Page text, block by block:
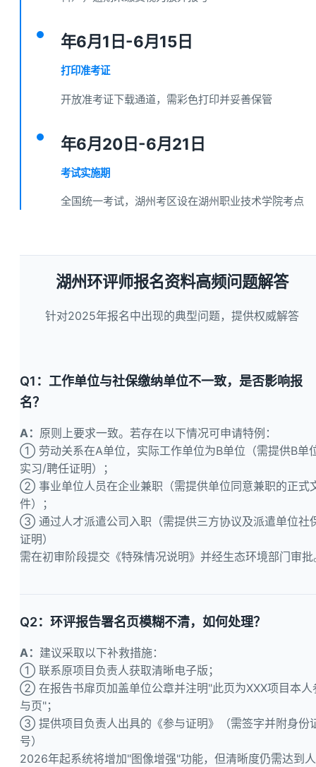
年6月1日-6月15日
打印准考证
开放准考证下载通道，需彩色打印并妥善保管
年6月20日-6月21日
考试实施期
全国统一考试，湖州考区设在湖州职业技术学院考点
湖州环评师报名资料高频问题解答
针对2025年报名中出现的典型问题，提供权威解答
Q1：工作单位与社保缴纳单位不一致，是否影响报
名？
A： 原则上要求一致。若存在以下情况可申请特例：
① 劳动关系在A单位，实际工作单位为B单位（需提供B单
实习/聘任证明）；
② 事业单位人员在企业兼职（需提供单位同意兼职的正式
件）；
③ 通过人才派遣公司入职（需提供三方协议及派遣单位社
证明）
需在初审阶段提交《特殊情况说明》并经生态环境部门审批
Q2：环评报告署名页模糊不清，如何处理？
A： 建议采取以下补救措施：
① 联系原项目负责人获取清晰电子版；
② 在报告书扉页加盖单位公章并注明"此页为XXX项目本人
与页"；
③ 提供项目负责人出具的《参与证明》（需签字并附身份
号）
2026年起系统将增加"图像增强"功能，但清晰度仍需达到人